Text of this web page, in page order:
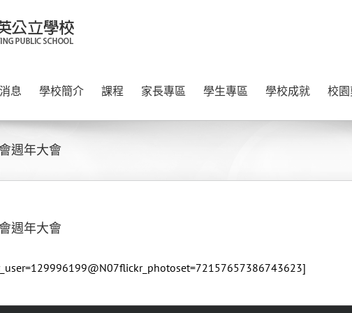
息 學校簡介 課程 家長專區 學生專區 學校成就 校
週年大會
週年大會